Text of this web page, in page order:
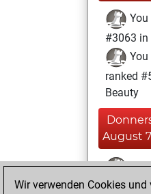
You
#3063 in
You
ranked
Beauty
August
You
against
Wir verwenden Cookies